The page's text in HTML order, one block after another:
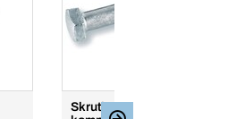
Skrutky s maticou, SB